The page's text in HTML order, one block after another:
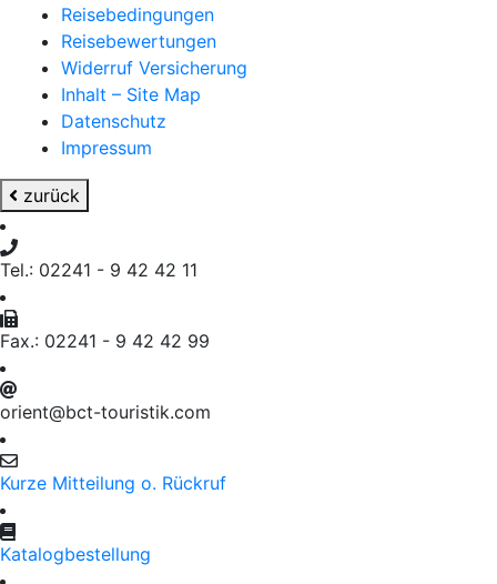
Reisebedingungen
Reisebewertungen
Widerruf Versicherung
Inhalt – Site Map
Datenschutz
Impressum
zurück
Tel.: 02241 - 9 42 42 11
Fax.: 02241 - 9 42 42 99
orient@bct-touristik.com
Kurze Mitteilung o. Rückruf
Katalogbestellung